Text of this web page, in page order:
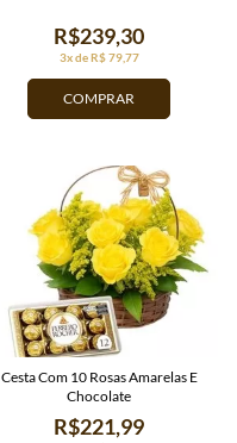
COMPRAR
3x de R$ 79,77
R$239,30
R$221,99
Cesta Com 10 Rosas Amarelas E
Chocolate